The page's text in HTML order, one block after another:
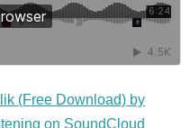
(Free Download) by
on SoundCloud